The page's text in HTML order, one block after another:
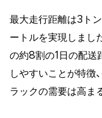
最大走行距離は3ト
ートルを実現しまし
の約8割の1日の配送
しやすいことが特徴
ラックの需要は高ま